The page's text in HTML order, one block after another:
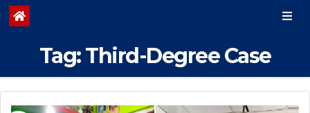
Tag:Third-Degree Case